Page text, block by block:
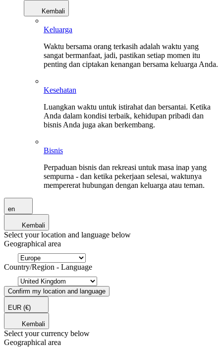
Kembali
Keluarga
Waktu bersama orang terkasih adalah waktu yang
sangat bermanfaat, jadi, pastikan setiap momen itu
penting dan ciptakan kenangan bersama keluarga Anda.
Kesehatan
Luangkan waktu untuk istirahat dan bersantai. Ketika
Anda dalam kondisi terbaik, kehidupan pribadi dan
bisnis Anda juga akan berkembang.
Bisnis
Perpaduan bisnis dan rekreasi untuk masa inap yang
sempurna - dan ketika pekerjaan selesai, waktunya
mempererat hubungan dengan keluarga atau teman.
en
Kembali
Select your location and language below
Geographical area
Country/Region - Language
Confirm my location and language
EUR (€)
Kembali
Select your currency below
Geographical area